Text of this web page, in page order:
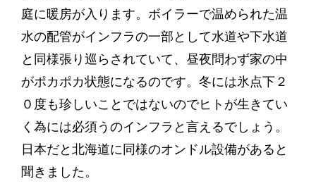
庭に暖房が入ります。ボイラーで温められた温
水の配管がインフラの一部として水道や下水道
と同様張り巡らされていて、昼夜問わず家の中
がポカポカ状態になるのです。冬には氷点下２
０度も珍しいことではないのでヒトが生きてい
く為には必須うのインフラと言えるでしょう。
日本だと北海道に同様のオンドル設備があると
聞きました。